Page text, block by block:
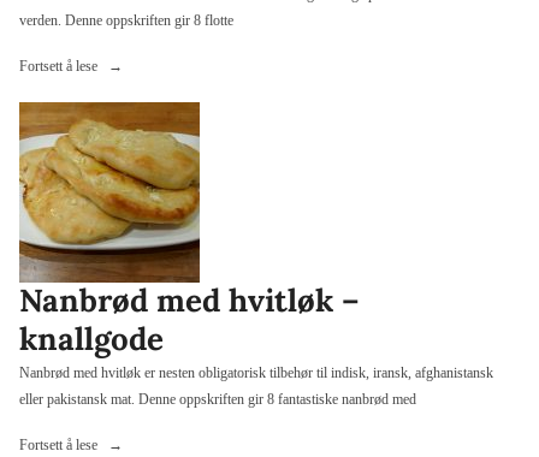
verden. Denne oppskriften gir 8 flotte
Fortsett å lese
«Nanbrød
chili»
Nanbrød med hvitløk –
knallgode
Nanbrød med hvitløk er nesten obligatorisk tilbehør til indisk, iransk, afghanistansk
eller pakistansk mat. Denne oppskriften gir 8 fantastiske nanbrød med
Fortsett å lese
«Nanbrød